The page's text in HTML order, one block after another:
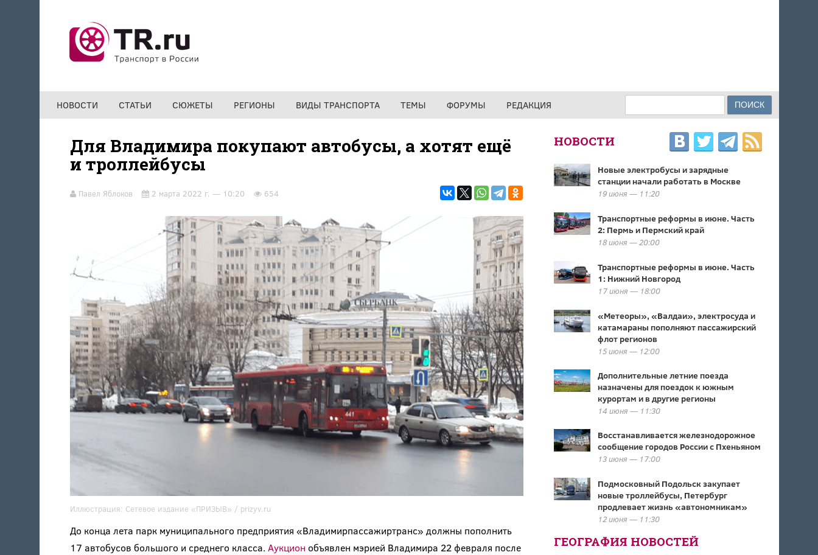
НОВОСТИ СТАТЬИ СЮЖЕТЫ РЕГИОНЫ ВИДЫ ТРАНСПОРТА ТЕМЫ ФОРУМЫ РЕДАКЦИЯ ФОРМА ПОИСКА
Для Владимира покупают автобусы, а хотят ещё
и троллейбусы
Павел Яблоков 2 марта 2022 г. — 10:20 654
Иллюстрация: Сетевое издание «ПРИЗЫВ» / prizyv.ru
До конца лета парк муниципального предприятия «Владимирпассажиртранс» должны пополнить
17 автобусов большого и среднего класса. Аукцион объявлен мэрией Владимира 22 февраля после
НОВОСТИ
Новые электробусы и зарядные
станции начали работать в Москве
19 июня — 11:20
Транспортные реформы в июне. Часть
2: Пермь и Пермский край
18 июня — 20:00
Транспортные реформы в июне. Часть
1: Нижний Новгород
17 июня — 18:00
«Метеоры», «Валдаи», электросуда и
катамараны пополняют пассажирский
флот регионов
15 июня — 12:00
Дополнительные летние поезда
назначены для поездок к южным
курортам и в другие регионы
14 июня — 11:30
Восстанавливается железнодорожное
сообщение городов России с Пхеньяном
13 июня — 17:00
Подмосковный Подольск закупает
новые троллейбусы, Петербург
продлевает жизнь «автономникам»
12 июня — 11:30
ГЕОГРАФИЯ НОВОСТЕЙ